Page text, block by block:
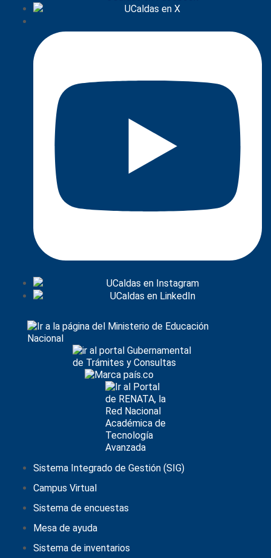
Sistema Integrado de Gestión (SIG)
Campus Virtual
Sistema de encuestas
Mesa de ayuda
Sistema de inventarios